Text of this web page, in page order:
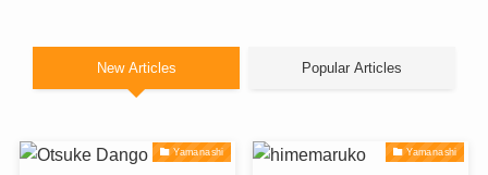
New Articles Popular Articles
Yamanashi Yamanashi